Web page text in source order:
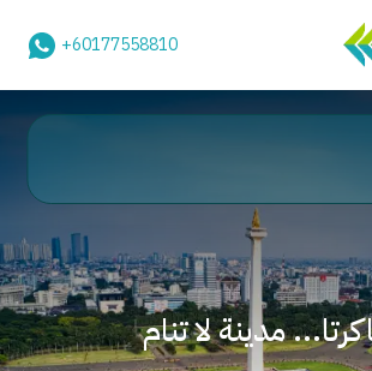
+60177558810
مدينة لا تنام